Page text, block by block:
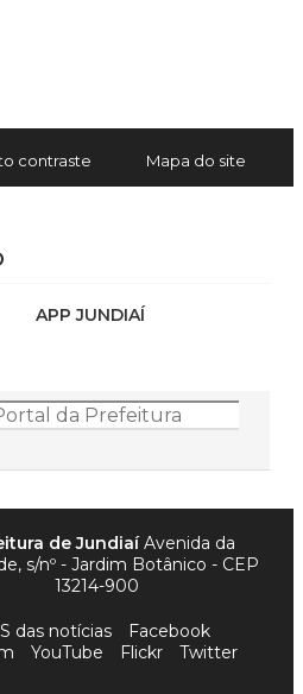
contraste Mapa do site
APP JUNDIAÍ
de JundiaíAvenida da
s/nº - Jardim Botânico - CEP
13214-900
das notícias
Facebook
YouTube Flickr Twitter